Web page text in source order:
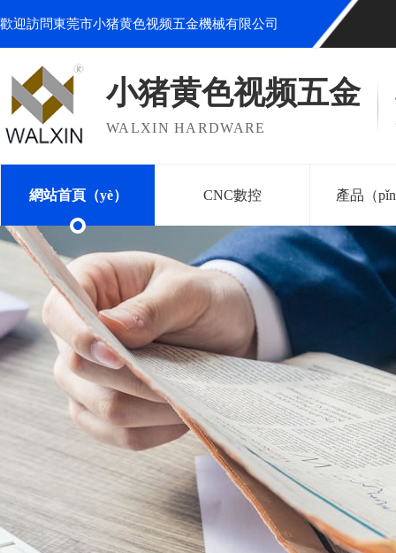
歡迎訪問東莞市小猪黄色视频五金機械有限公司
小猪黄色视频五金
WALXIN HARDWARE
網站首頁（yè） CNC數控 產品（